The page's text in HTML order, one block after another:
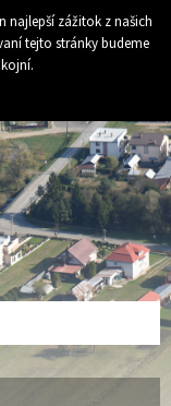
najlepší zážitok z našich
tejto stránky budeme